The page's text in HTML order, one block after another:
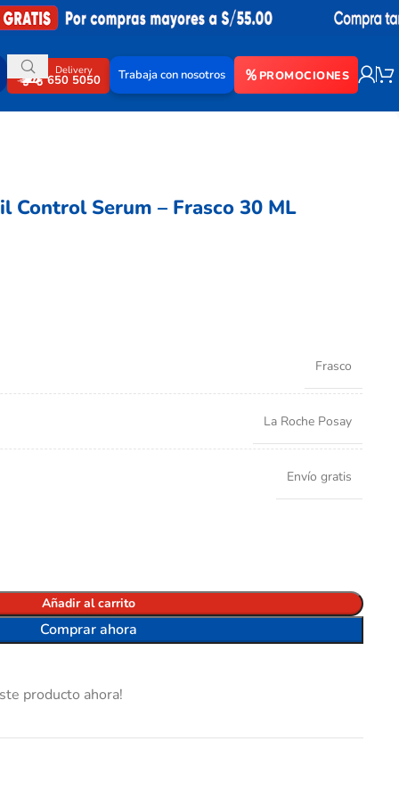
Delivery
650 5050 Trabaja con nosotros PROMOCIONES
Control Serum – Frasco 30 ML
Frasco
La Roche Posay
Envío gratis
Añadir al carrito
Comprar ahora
producto ahora!